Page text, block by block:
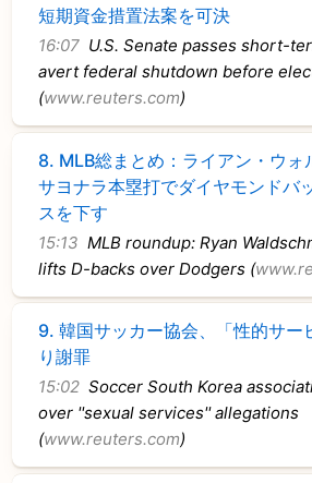
短期資金措置法案を可決
16:07 U.S. Senate passes short-
avert federal shutdown before
(www.reuters.com)
8. MLB総まとめ：ライアン・ウォ
サヨナラ本塁打でダイヤモンドバ
スを下す
15:13 MLB roundup: Ryan
lifts D-backs over Dodgers (
9.韓国サッカー協会、「性的サー
り謝罪
15:02 Soccer South Korea
over ''sexual services'' allegations
(www.reuters.com)